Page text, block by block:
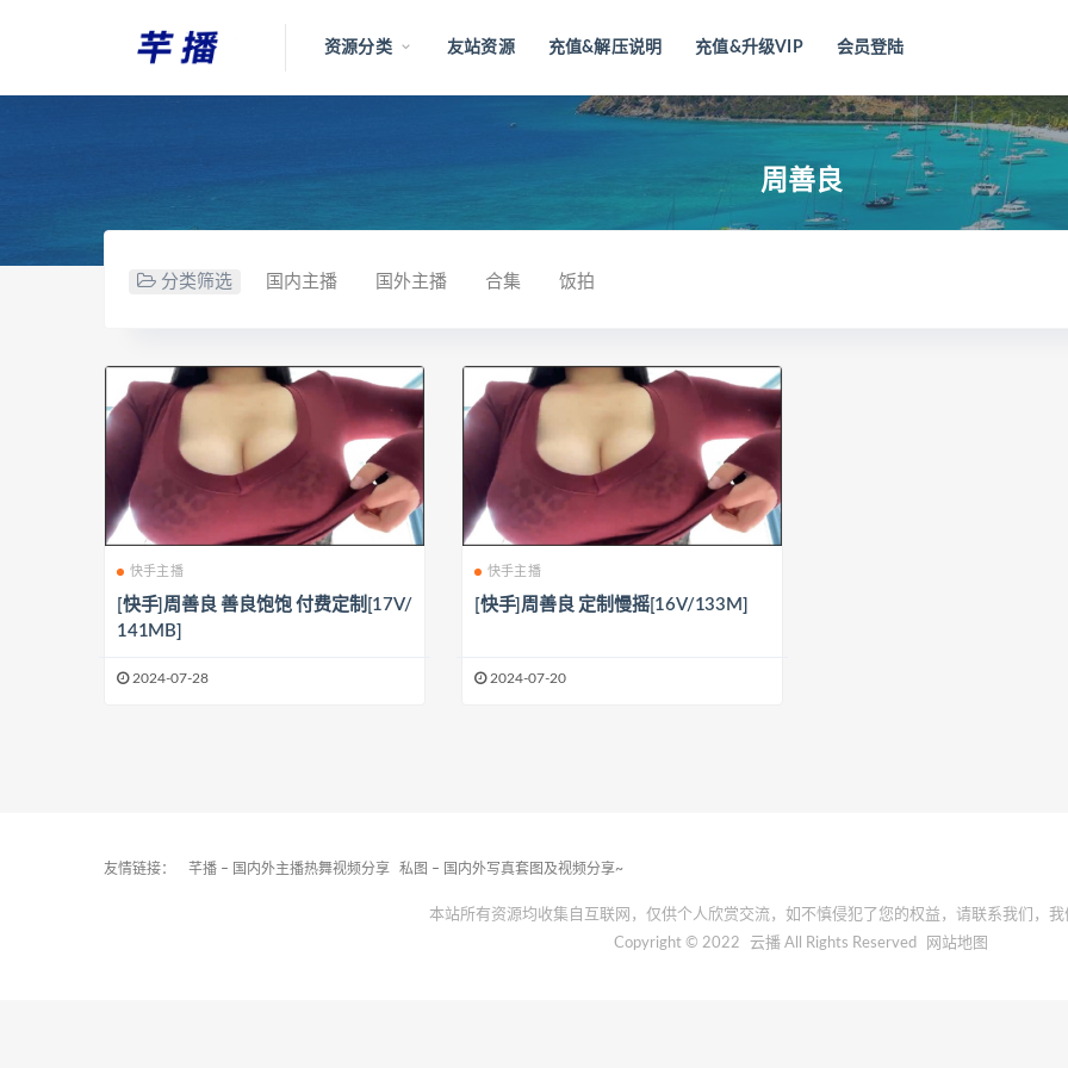
资源分类 友站资源 充值&解压说明 充值&升级VIP 会员登陆
周善良
分类筛选 国内主播 国外主播 合集 饭拍
快手主播
[快手]周善良 善良饱饱 付费定制[17V/
141MB]
2024-07-28
快手主播
[快手]周善良 定制慢摇[16V/133M]
2024-07-20
友情链接： 芊播 – 国内外主播热舞视频分享 私图 – 国内外写真套图及视频分享~
本站所有资源均收集自互联网，仅供个人欣赏交流，如不慎侵犯了您的权益，请联系我们，我
Copyright © 2022
云播 All Rights Reserved 网站地图